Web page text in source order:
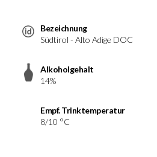
Bezeichnung
Südtirol - Alto Adige DOC
Alkoholgehalt
14%
Empf. Trinktemperatur
8/10 °C